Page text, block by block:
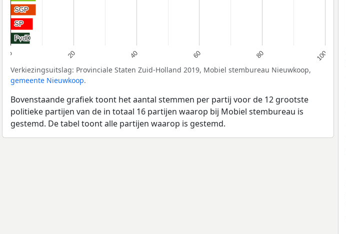
0 20 40 60 80 100
SGP
SGP
SP
SP
PvdD
PvdD
Verkiezingsuitslag: Provinciale Staten Zuid-Holland 2019, Mobiel stembureau Nieuwkoop,
gemeente Nieuwkoop.
Bovenstaande grafiek toont het aantal stemmen per partij voor de 12 grootste
politieke partijen van de in totaal 16 partijen waarop bij Mobiel stembureau is
gestemd. De tabel toont alle partijen waarop is gestemd.